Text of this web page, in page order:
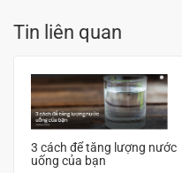
Tin liên quan
3 cách để tăng lượng nước
uống của bạn